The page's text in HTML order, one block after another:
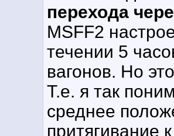
перехода
MSFF2
течении 5
вагонов. Но
Т.е. я так
среднее
притягивание